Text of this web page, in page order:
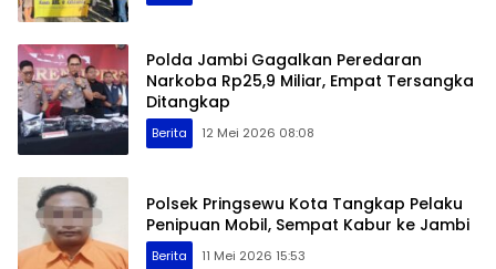
Polda Jambi Gagalkan Peredaran
Narkoba Rp25,9 Miliar, Empat Tersangka
Ditangkap
Berita 12 Mei 2026 08:08
Polsek Pringsewu Kota Tangkap Pelaku
Penipuan Mobil, Sempat Kabur ke Jambi
Berita 11 Mei 2026 15:53